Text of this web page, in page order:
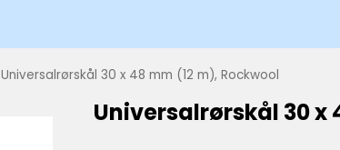
Universalrørskål 30 x 48 mm (12 m), Rockwool
Universalrørskål 30 x